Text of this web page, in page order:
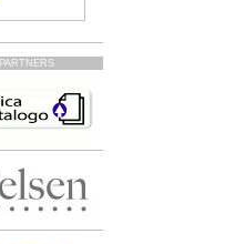
PARTNERS